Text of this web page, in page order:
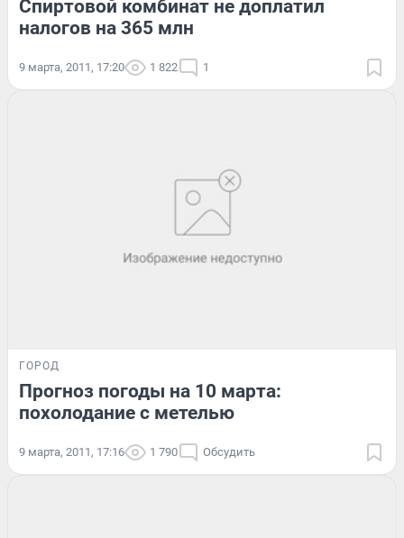
Спиртовой комбинат не доплатил
налогов на 365 млн
9 марта, 2011, 17:20 1 822 1
ГОРОД
Прогноз погоды на 10 марта:
похолодание с метелью
9 марта, 2011, 17:16 1 790 Обсудить